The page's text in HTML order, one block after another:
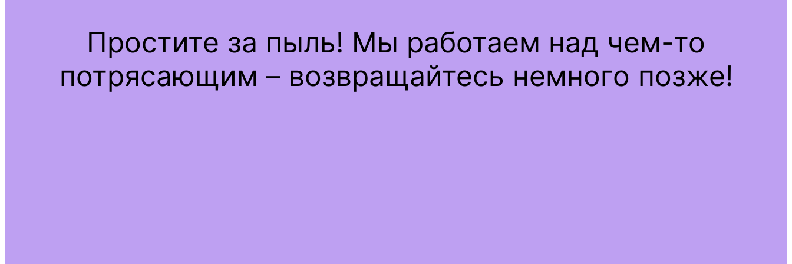
Простите за пыль! Мы работаем над чем-то
потрясающим – возвращайтесь немного позже!